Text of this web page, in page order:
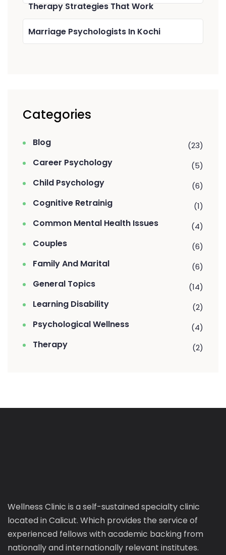
Therapy Strategies That Work
Marriage Psychologists In Kochi
Categories
Blog (23)
Career Psychology (5)
Child Psychology (6)
Cognitive Retrainig (1)
Common Mental Health Issues (4)
Couples (6)
Family And Marital (6)
General Topics (14)
Learning Disability (2)
Psychological Wellness (4)
Therapy (2)
Wellness Clinic is a self-sustained specialty clinic
located in Calicut. Which provides the service of
experienced fellows with academic backing from
nationally and internationally relevant institutes.